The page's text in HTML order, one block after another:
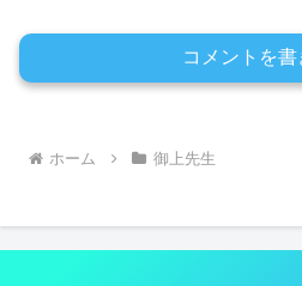
コメントを書
ホーム 御上先生